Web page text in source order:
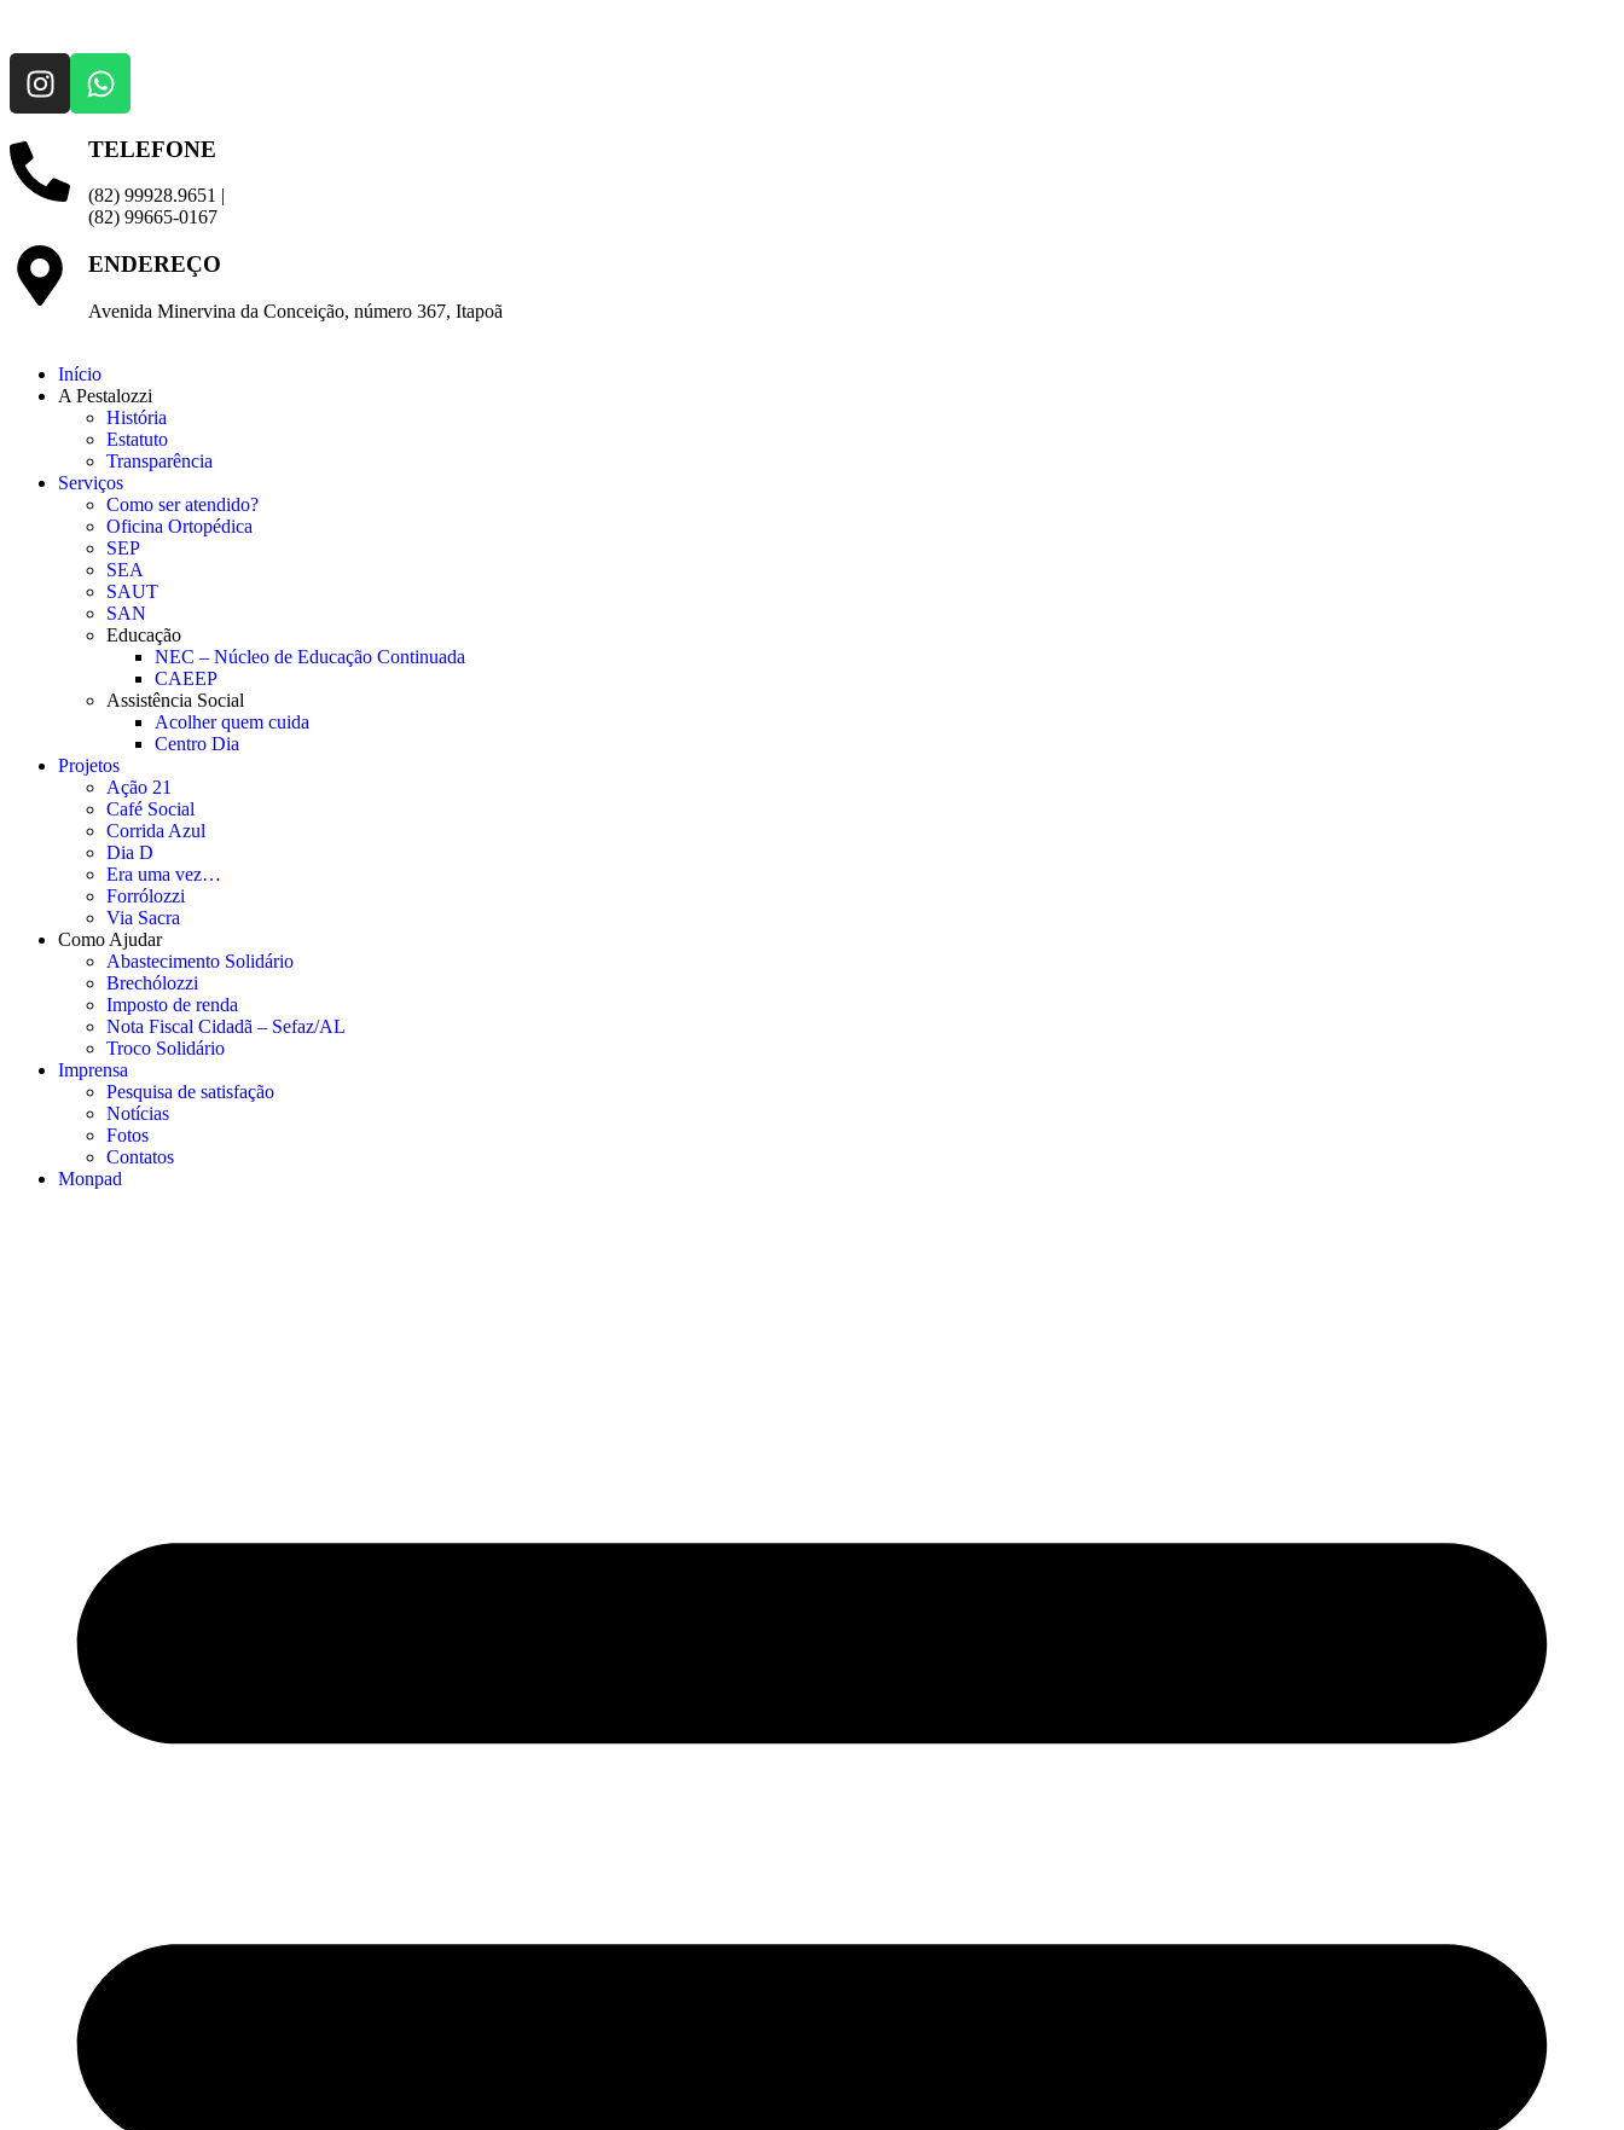
TELEFONE
(82) 99928.9651 |
(82) 99665-0167
ENDEREÇO
Avenida Minervina da Conceição, número 367, Itapoã
Início
A Pestalozzi
História
Estatuto
Transparência
Serviços
Como ser atendido?
Oficina Ortopédica
SEP
SEA
SAUT
SAN
Educação
NEC – Núcleo de Educação Continuada
CAEEP
Assistência Social
Acolher quem cuida
Centro Dia
Projetos
Ação 21
Café Social
Corrida Azul
Dia D
Era uma vez…
Forrólozzi
Via Sacra
Como Ajudar
Abastecimento Solidário
Brechólozzi
Imposto de renda
Nota Fiscal Cidadã – Sefaz/AL
Troco Solidário
Imprensa
Pesquisa de satisfação
Notícias
Fotos
Contatos
Monpad